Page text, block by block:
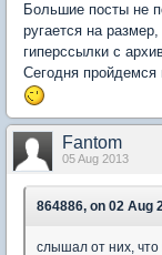
Большие посты не
ругается на
гиперссылки с
Сегодня пройдемся
Fantom
05 Aug 2013
864886, on 02 Aug
слышал от них, что